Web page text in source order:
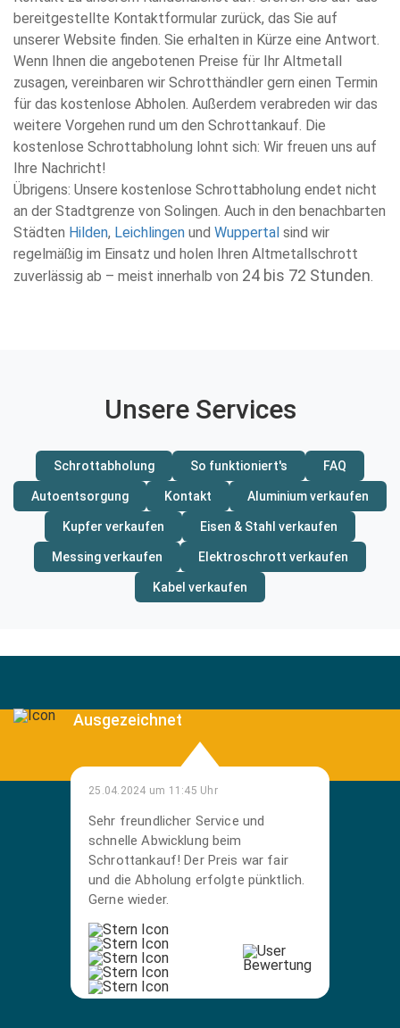
bereitgestellte Kontaktformular zurück, das Sie auf
unserer Website finden. Sie erhalten in Kürze eine Antwort.
Wenn Ihnen die angebotenen Preise für Ihr Altmetall
zusagen, vereinbaren wir Schrotthändler gern einen Termin
für das kostenlose Abholen. Außerdem verabreden wir das
weitere Vorgehen rund um den Schrottankauf. Die
kostenlose Schrottabholung lohnt sich: Wir freuen uns auf
Ihre Nachricht!
Übrigens: Unsere kostenlose Schrottabholung endet nicht
an der Stadtgrenze von Solingen. Auch in den benachbarten
Städten Hilden, Leichlingen und Wuppertal sind wir
regelmäßig im Einsatz und holen Ihren Altmetallschrott
zuverlässig ab – meist innerhalb von 24 bis 72 Stunden.
Unsere Services
Schrottabholung So funktioniert's FAQ
Autoentsorgung Kontakt Aluminium verkaufen
Kupfer verkaufen Eisen & Stahl verkaufen
Messing verkaufen Elektroschrott verkaufen
Kabel verkaufen
Ausgezeichnet
25.04.2024 um 11:45 Uhr
Sehr freundlicher Service und
schnelle Abwicklung beim
Schrottankauf! Der Preis war fair
und die Abholung erfolgte pünktlich.
Gerne wieder.